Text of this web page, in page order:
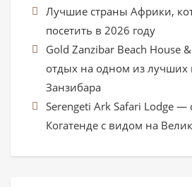
Лучшие страны Африки,
посетить в 2026 году
Gold Zanzibar Beach House
отдых на одном из лучших
Занзибара
Serengeti Ark Safari Lodge
Когатенде с видом на